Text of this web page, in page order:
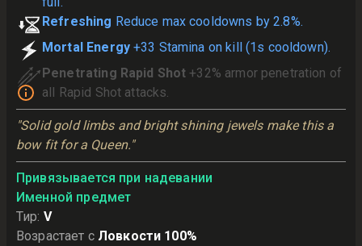
Refreshing Reduce max cooldowns by 2.8%.
Mortal Energy +33 Stamina on kill (1s cooldown).
Penetrating Rapid Shot +32% armor penetration of
all Rapid Shot attacks.
"Solid gold limbs and bright shining jewels make this a
bow fit for a Queen."
Привязывается при надевании
Именной предмет
Тир: V
Возрастает с Ловкости 100%